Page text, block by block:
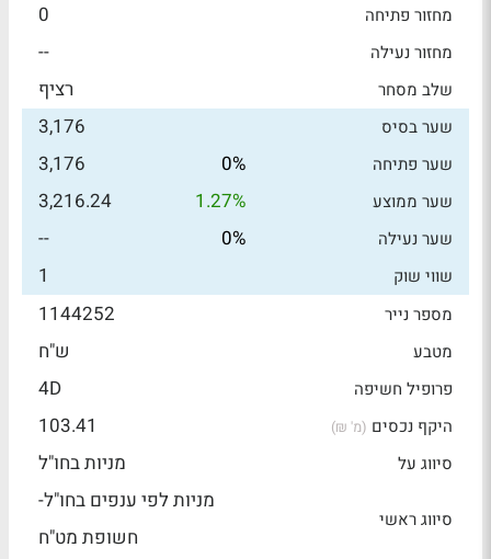
מחזור פתיחה 0
מחזור נעילה --
שלב מסחר רציף
שער בסיס 3,176
שער פתיחה 0%
3,176
שער ממוצע 1.27%
3,216.24
שער נעילה 0%
--
שווי שוק 1
מספר נייר 1144252
מטבע ש"ח
פרופיל חשיפה 4D
היקף נכסים (מ' ₪) 103.41
סיווג על מניות בחו"ל
סיווג ראשי
מניות לפי ענפים בחו"ל-
חשופת מט"ח